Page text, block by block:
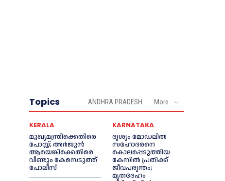
Topics ANDHRA PRADESH More
KERALA
മുഖ്യമന്ത്രിക്കെതിരെ
പോസ്റ്റ്; അര്‍ജുൻ
ആയെങ്കിക്കെതിരെ
വീണ്ടും കേസെടുത്ത്
പോലീസ്
KARNATAKA
ദൃശ്യം മോഡലിൽ
സഹോദരനെ
കൊലപ്പെടുത്തിയ
കേസിൽ പ്രതിക്ക്
ജീവപര്യന്തം;
മൃതദേഹം